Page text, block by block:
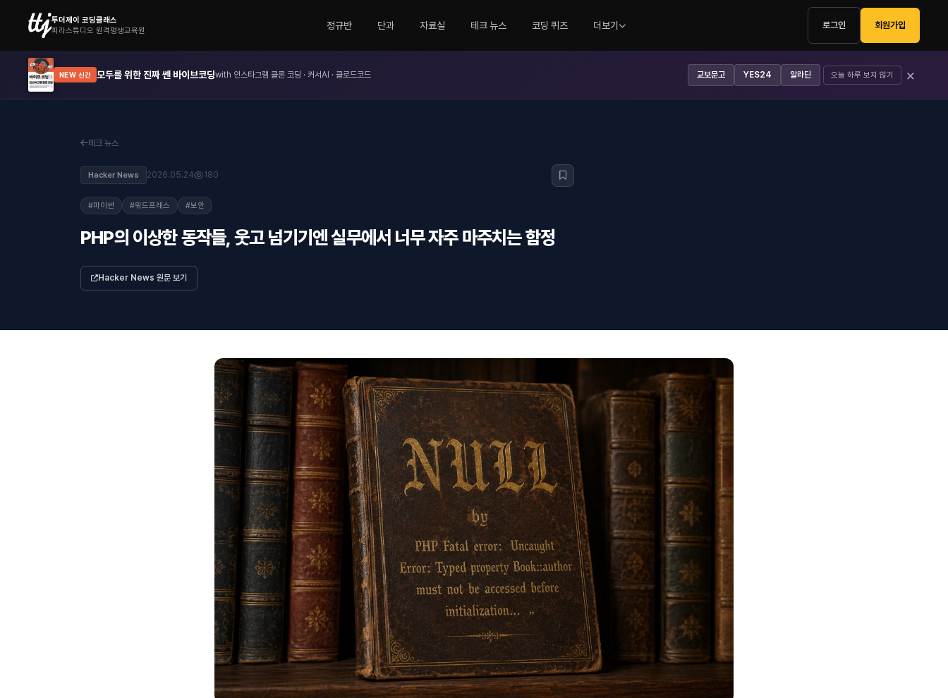
투더제이 코딩클래스
피라스튜디오 원격평생교육원
정규반 단과 자료실 테크 뉴스 코딩 퀴즈 더보기 로그인 회원가입
NEW 신간 모두를 위한 진짜 쎈 바이브코딩with 인스타그램 클론 코딩 · 커서AI · 클로드코드 교보문고 YES24 알라딘 오늘 하루 보지 않기 ×
테크 뉴스
Hacker News 2026.05.24 180
#파이썬 #워드프레스 #보안
PHP의 이상한 동작들, 웃고 넘기기엔 실무에서 너무 자주 마주치는 함정
Hacker News 원문 보기